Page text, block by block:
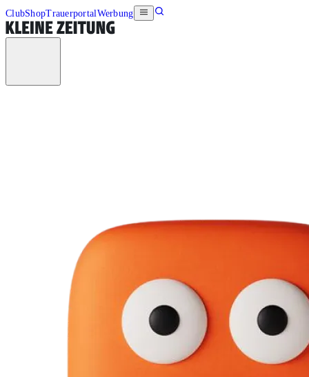
ClubShopTrauerportalWerbung